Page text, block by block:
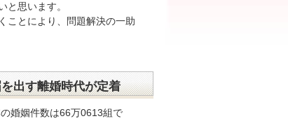
思います。
ことにより、問題解決の一助
出す離婚時代が定着
婚姻件数は66万0613組で